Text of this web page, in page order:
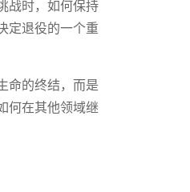
战时，如何保持
定退役的一个重
命的终结，而是
何在其他领域继